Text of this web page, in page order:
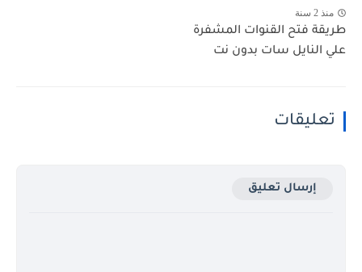
منذ 2 سنة
طريقة فتح القنوات المشفرة
علي النايل سات بدون نت
تعليقات
إرسال تعليق